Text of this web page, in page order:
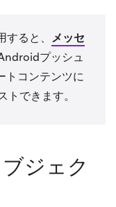
ると、 メッセ
プッシュ
トコンテンツに
できます。
ジェク